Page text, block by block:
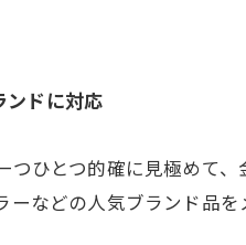
ンドに対応
ひとつ的確に見極めて
などの人気ブランド品